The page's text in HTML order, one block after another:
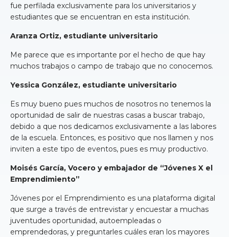
fue perfilada exclusivamente para los universitarios y
estudiantes que se encuentran en esta institución.
Aranza Ortiz, estudiante universitario
Me parece que es importante por el hecho de que hay
muchos trabajos o campo de trabajo que no conocemos.
Yessica González, estudiante universitario
Es muy bueno pues muchos de nosotros no tenemos la
oportunidad de salir de nuestras casas a buscar trabajo,
debido a que nos dedicamos exclusivamente a las labores
de la escuela. Entonces, es positivo que nos llamen y nos
inviten a este tipo de eventos, pues es muy productivo.
Moisés García, Vocero y embajador de “Jóvenes X el
Emprendimiento”
Jóvenes por el Emprendimiento es una plataforma digital
que surge a través de entrevistar y encuestar a muchas
juventudes oportunidad, autoempleadas o
emprendedoras, y preguntarles cuáles eran los mayores